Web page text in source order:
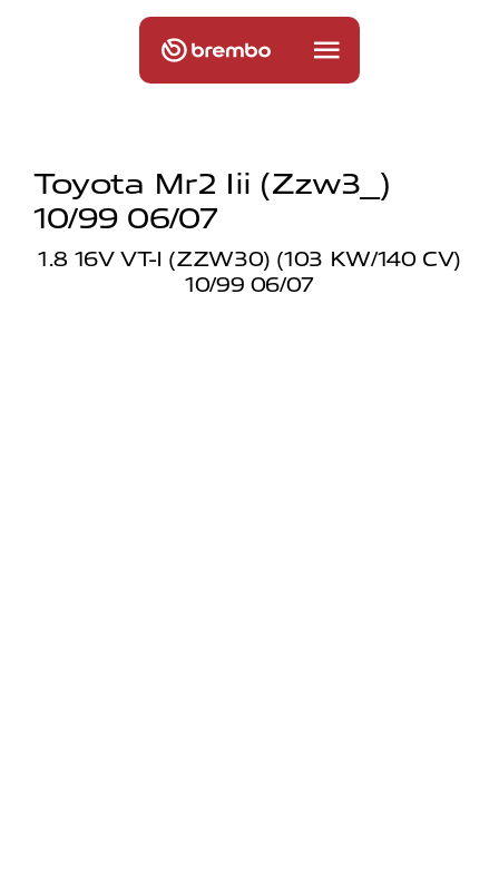
Toyota Mr2 Iii (zzw3_)
10/99 06/07
1.8 16V VT-I (ZZW30) (103 KW/140 CV)
10/99 06/07